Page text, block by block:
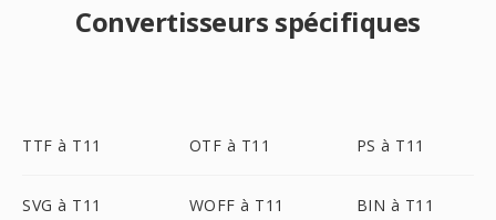
Convertisseurs spécifiques
TTF à T11 OTF à T11 PS à T11
SVG à T11 WOFF à T11 BIN à T11